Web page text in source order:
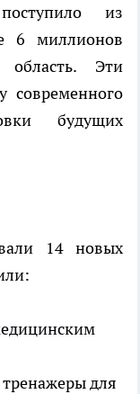
из
6 миллионов
область. Эти
современного
будущих
14 новых
для